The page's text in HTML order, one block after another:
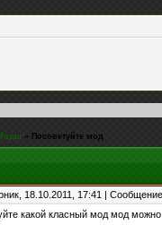
» Посоветуйте мод
18.10.2011, 17:41 |
какой класный мод мод можно